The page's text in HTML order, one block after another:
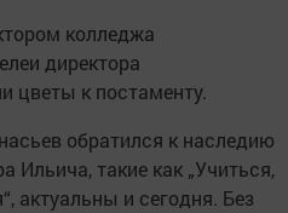
колледжа
директора
цветы к постаменту.
обратился к наследию
такие как „Учиться,
актуальны и сегодня. Без